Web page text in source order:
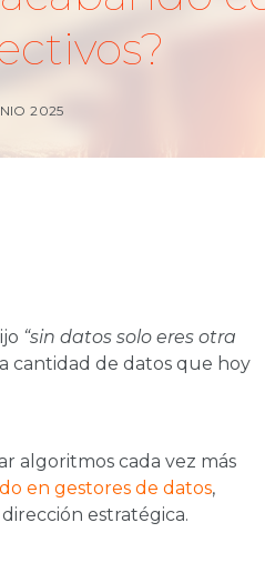
2025
“sin datos solo eres otra
cantidad de datos que hoy
algoritmos cada vez más
en gestores de datos,
estratégica.